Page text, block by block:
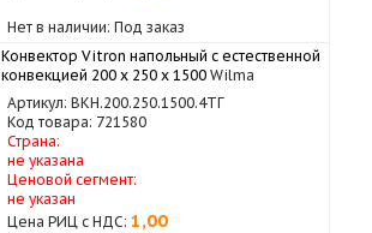
Нет в наличии: Под заказ
Конвектор Vitron напольный с естественной
конвекцией 200 х 250 х 1500Wilma
Артикул: ВКН.200.250.1500.4ТГ
Код товара: 721580
Страна:
не указана
Ценовой сегмент:
не указан
Цена РИЦ с НДС: 1,00